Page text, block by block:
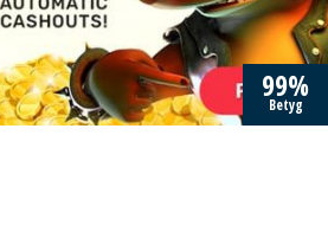
99%
Betyg